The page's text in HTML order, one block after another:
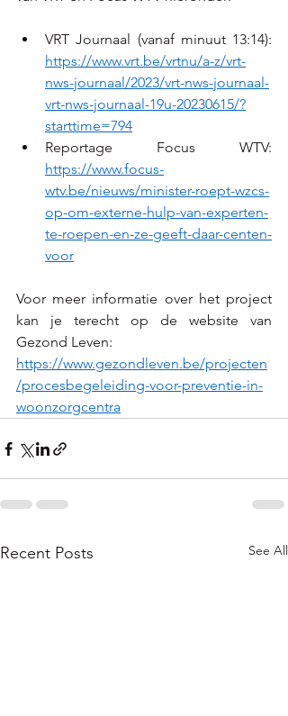
https://www.vrt.be/vrtnu/a-z/vrt-
nws-journaal/2023/vrt-nws-journaal-
vrt-nws-journaal-19u-20230615/?
starttime=794
https://www.focus-
wtv.be/nieuws/minister-roept-wzcs-
op-om-externe-hulp-van-experten-
te-roepen-en-ze-geeft-daar-centen-
voor
Voor meer informatie over het project
kan je terecht op de website van
Gezond Leven:
https://www.gezondleven.be/projecten
/procesbegeleiding-voor-preventie-in-
woonzorgcentra
Recent Posts See All